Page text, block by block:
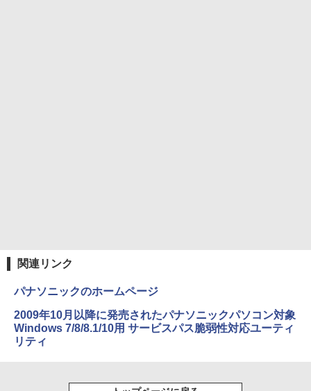
関連リンク
パナソニックのホームページ
2009年10月以降に発売されたパナソニックパソコン対象
Windows 7/8/8.1/10用 サービスパス脆弱性対応ユーティ
リティ